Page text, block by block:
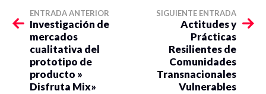
ENTRADA ANTERIOR
Investigación de
mercados
cualitativa del
prototipo de
producto »
Disfruta Mix»
SIGUIENTE ENTRADA
Actitudes y
Prácticas
Resilientes de
Comunidades
Transnacionales
Vulnerables